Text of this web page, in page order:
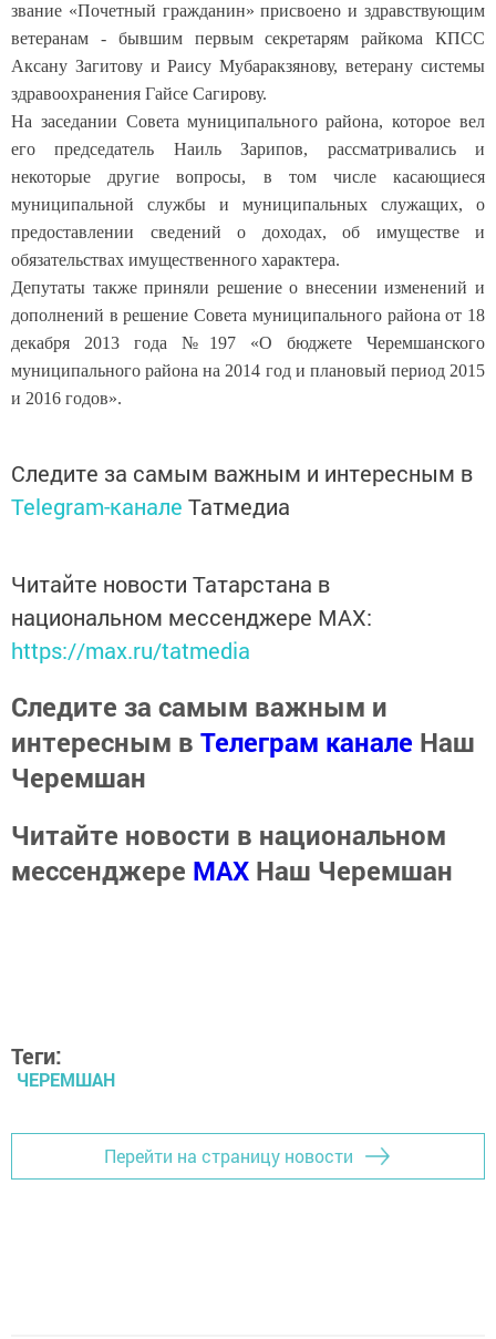
звание «Почетный гражданин» присвоено и здравствующим
ветеранам - бывшим первым секретарям райкома КПСС
Аксану Загитову и Раису Мубаракзянову, ветерану системы
здравоохранения Гайсе Сагирову.
На заседании Совета муниципального района, которое вел
его председатель Наиль Зарипов, рассматривались и
некоторые другие вопросы, в том числе касающиеся
муниципальной службы и муниципальных служащих, о
предоставлении сведений о доходах, об имуществе и
обязательствах имущественного характера.
Депутаты также приняли решение о внесении изменений и
дополнений в решение Совета муниципального района от 18
декабря 2013 года №197 «О бюджете Черемшанского
муниципального района на 2014 год и плановый период 2015
и 2016 годов».
Следите за самым важным и интересным в
Telegram-канале Татмедиа
Читайте новости Татарстана в
национальном мессенджере MАХ:
https://max.ru/tatmedia
Следите за самым важным и
интересным в Телеграм канале Наш
Черемшан
Читайте новости в национальном
мессенджере MАХ Наш Черемшан
Теги:
ЧЕРЕМШАН
Перейти на страницу новости